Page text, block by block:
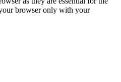
browser only with your